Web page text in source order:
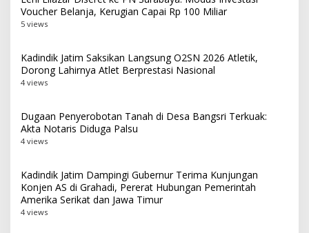
Voucher Belanja, Kerugian Capai Rp 100 Miliar
5 views
Kadindik Jatim Saksikan Langsung O2SN 2026 Atletik,
Dorong Lahirnya Atlet Berprestasi Nasional
4 views
Dugaan Penyerobotan Tanah di Desa Bangsri Terkuak:
Akta Notaris Diduga Palsu
4 views
Kadindik Jatim Dampingi Gubernur Terima Kunjungan
Konjen AS di Grahadi, Pererat Hubungan Pemerintah
Amerika Serikat dan Jawa Timur
4 views